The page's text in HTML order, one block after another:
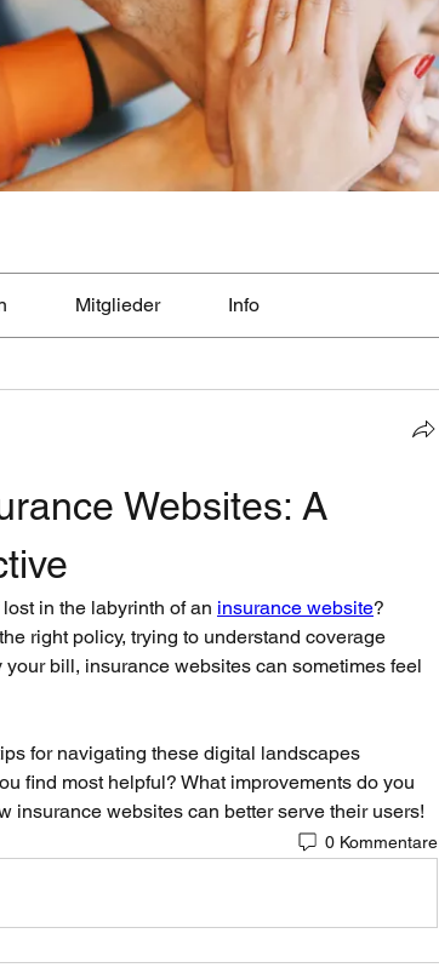
Mitglieder Info
Websites: A
in the labyrinth of an insurance website?
right policy, trying to understand coverage
bill, insurance websites can sometimes feel
for navigating these digital landscapes
find most helpful? What improvements do you
insurance websites can better serve their users!
0 Kommentare